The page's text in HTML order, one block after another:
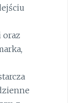
oraz